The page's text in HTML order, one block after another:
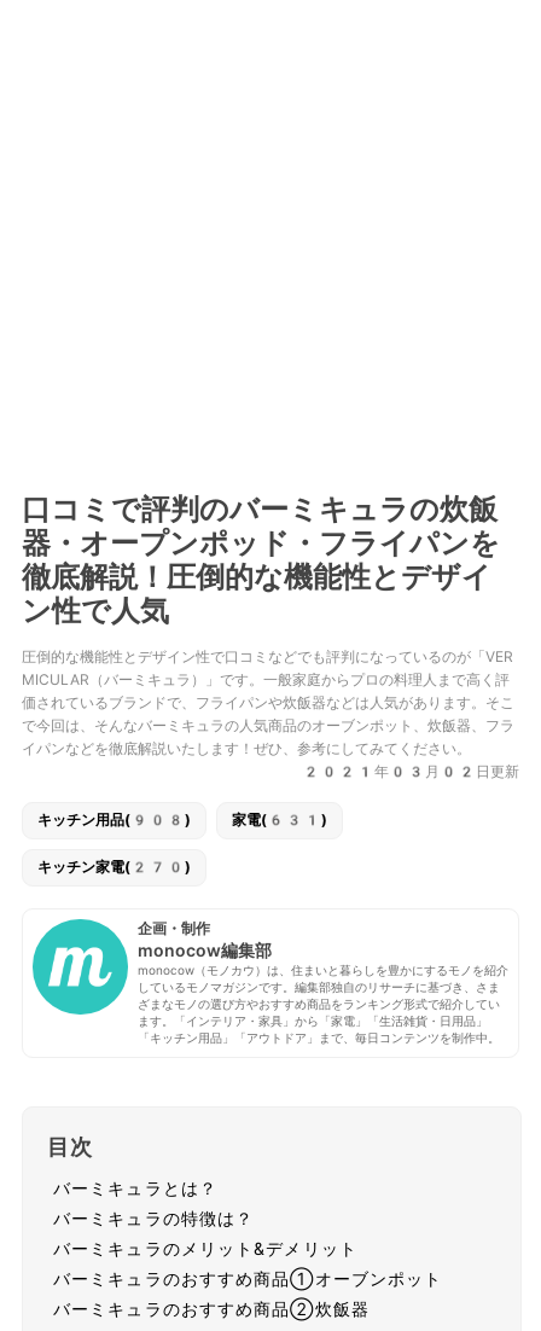
口コミで評判のバーミキュラの炊飯
器・オープンポッド・フライパンを
徹底解説！圧倒的な機能性とデザイ
ン性で人気
圧倒的な機能性とデザイン性で口コミなどでも評判になっているのが「VER
MICULAR（バーミキュラ）」です。一般家庭からプロの料理人まで高く評
価されているブランドで、フライパンや炊飯器などは人気があります。そこ
で今回は、そんなバーミキュラの人気商品のオーブンポット、炊飯器、フラ
イパンなどを徹底解説いたします！ぜひ、参考にしてみてください。
2021年03月02日更新
キッチン用品(908) 家電(631)
キッチン家電(270)
企画・制作
monocow編集部
monocow（モノカウ）は、住まいと暮らしを豊かにするモノを紹介
しているモノマガジンです。編集部独自のリサーチに基づき、さま
ざまなモノの選び方やおすすめ商品をランキング形式で紹介してい
ます。「インテリア・家具」から「家電」「生活雑貨・日用品」
「キッチン用品」「アウトドア」まで、毎日コンテンツを制作中。
目次
バーミキュラとは？
バーミキュラの特徴は？
バーミキュラのメリット&デメリット
バーミキュラのおすすめ商品①オーブンポット
バーミキュラのおすすめ商品②炊飯器